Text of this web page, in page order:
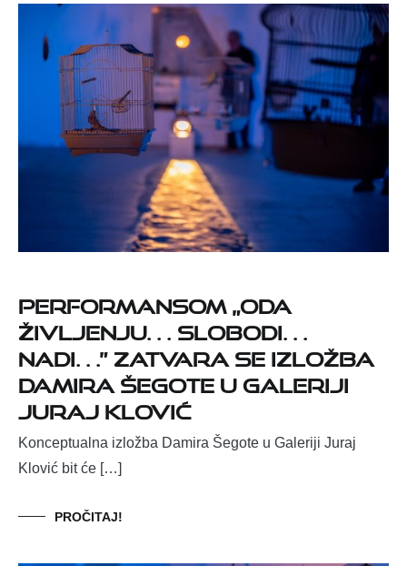
Performansom „Oda
življenju… slobodi…
nadi…” zatvara se izložba
Damira Šegote u Galeriji
Juraj Klović
Konceptualna izložba Damira Šegote u Galeriji Juraj
Klović bit će […]
PROČITAJ!